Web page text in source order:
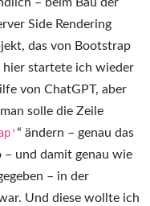
– beim Bau der
Side Rendering
das von Bootstrap
startete ich wieder
von ChatGPT, aber
solle die Zeile
“ ändern – genau das
– und damit genau wie
– in der
Und diese wollte ich